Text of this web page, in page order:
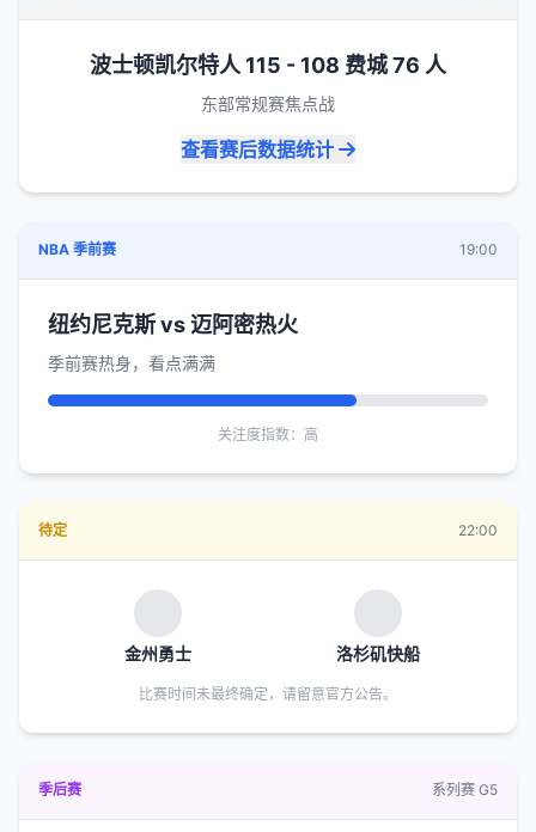
波士顿凯尔特人 115 - 108 费城 76 人
东部常规赛焦点战
查看赛后数据统计
NBA 季前赛 19:00
纽约尼克斯 vs 迈阿密热火
季前赛热身，看点满满
关注度指数：高
待定 22:00
金州勇士 洛杉矶快船
比赛时间未最终确定，请留意官方公告。
季后赛 系列赛 G5